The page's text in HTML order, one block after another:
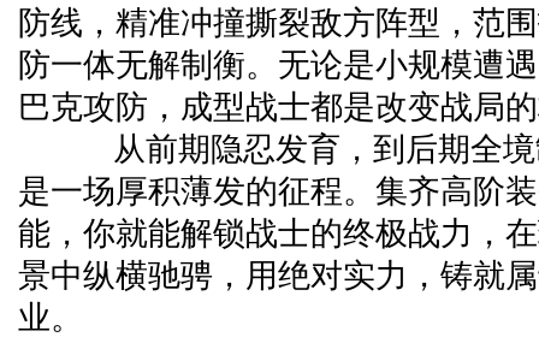
防线，精准冲撞撕裂敌方阵型，范
防一体无解制衡。无论是小规模遭
巴克攻防，成型战士都是改变战局
从前期隐忍发育，到后期全境
是一场厚积薄发的征程。集齐高阶
能，你就能解锁战士的终极战力，
景中纵横驰骋，用绝对实力，铸就
业。